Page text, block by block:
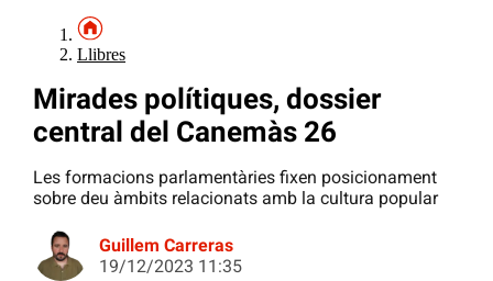
Llibres
Mirades polítiques, dossier
central del Canemàs 26
Les formacions parlamentàries fixen posicionament
sobre deu àmbits relacionats amb la cultura popular
Guillem Carreras
19/12/2023 11:35